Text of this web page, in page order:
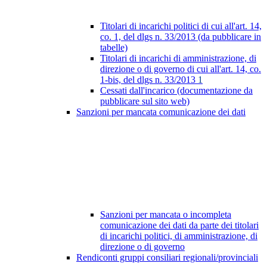
Titolari di incarichi politici di cui all'art. 14,
co. 1, del dlgs n. 33/2013 (da pubblicare in
tabelle)
Titolari di incarichi di amministrazione, di
direzione o di governo di cui all'art. 14, co.
1-bis, del dlgs n. 33/2013 1
Cessati dall'incarico (documentazione da
pubblicare sul sito web)
Sanzioni per mancata comunicazione dei dati
Sanzioni per mancata o incompleta
comunicazione dei dati da parte dei titolari
di incarichi politici, di amministrazione, di
direzione o di governo
Rendiconti gruppi consiliari regionali/provinciali